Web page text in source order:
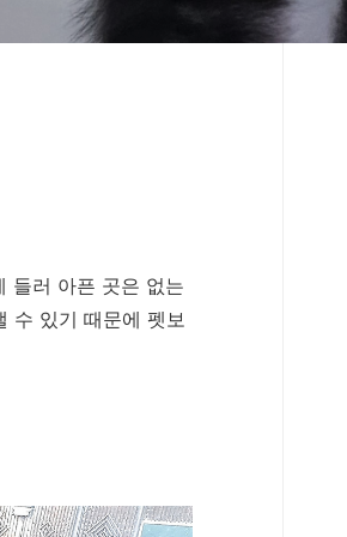
들러 아픈 곳은 없는
수 있기 때문에 펫보